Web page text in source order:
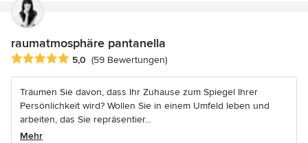
raumatmosphäre pantanella
Durchschnittliche Bewertung: 5 von 5 Sternen
5,0 (59 Bewertungen)
Träumen Sie davon, dass Ihr Zuhause zum Spiegel Ihrer
Persönlichkeit wird? Wollen Sie in einem Umfeld leben und
arbeiten, das Sie repräsentier...
Mehr